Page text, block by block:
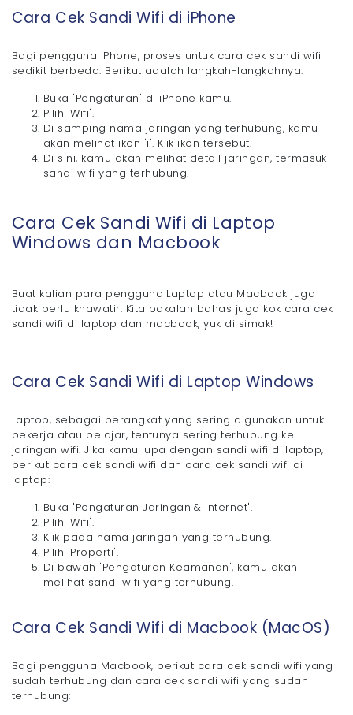
Cara Cek Sandi Wifi di iPhone
Bagi pengguna iPhone, proses untuk cara cek sandi wifi
sedikit berbeda. Berikut adalah langkah-langkahnya:
Buka 'Pengaturan' di iPhone kamu.
Pilih 'Wifi'.
Di samping nama jaringan yang terhubung, kamu
akan melihat ikon 'i'. Klik ikon tersebut.
Di sini, kamu akan melihat detail jaringan, termasuk
sandi wifi yang terhubung.
Cara Cek Sandi Wifi di Laptop
Windows dan Macbook
Buat kalian para pengguna Laptop atau Macbook juga
tidak perlu khawatir. Kita bakalan bahas juga kok cara cek
sandi wifi di laptop dan macbook, yuk di simak!
Cara Cek Sandi Wifi di Laptop Windows
Laptop, sebagai perangkat yang sering digunakan untuk
bekerja atau belajar, tentunya sering terhubung ke
jaringan wifi. Jika kamu lupa dengan sandi wifi di laptop,
berikut cara cek sandi wifi dan cara cek sandi wifi di
laptop:
Buka 'Pengaturan Jaringan & Internet'.
Pilih 'Wifi'.
Klik pada nama jaringan yang terhubung.
Pilih 'Properti'.
Di bawah 'Pengaturan Keamanan', kamu akan
melihat sandi wifi yang terhubung.
Cara Cek Sandi Wifi di Macbook (MacOS)
Bagi pengguna Macbook, berikut cara cek sandi wifi yang
sudah terhubung dan cara cek sandi wifi yang sudah
terhubung: